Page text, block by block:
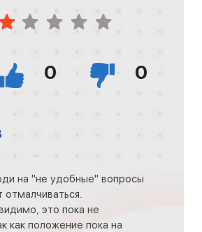
0 0
на "не удобные" вопросы
это пока не
как положение пока на